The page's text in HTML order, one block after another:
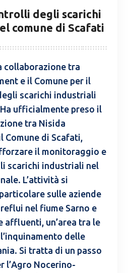
degli scarichi
comune di Scafati
collaborazione tra
e il Comune per il
scarichi industriali
ufficialmente preso il
tra Nisida
Comune di Scafati,
il monitoraggio e
scarichi industriali nel
L’attività si
sulle aziende
nel fiume Sarno e
affluenti, un’area tra le
delle
Si tratta di un passo
l’Agro Nocerino-